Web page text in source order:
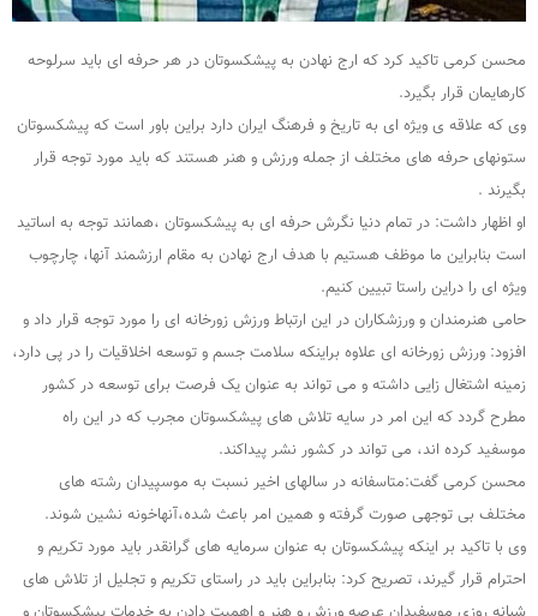
محسن کرمی تاکید کرد که ارج نهادن به پیشکسوتان در هر حرفه ای باید سرلوحه
کارهایمان قرار بگیرد.
وی که علاقه ی ویژه ای به تاریخ و فرهنگ ایران دارد براین باور است که پیشکسوتان
ستونهای حرفه های مختلف از جمله ورزش و هنر هستند که باید مورد توجه قرار
بگیرند .
او اظهار داشت: در تمام دنیا نگرش حرفه ای به پیشکسوتان ،همانند توجه به اساتید
است بنابراین ما موظف هستیم با هدف ارج نهادن به مقام ارزشمند آنها، چارچوب
ویژه ای را دراین راستا تبیین کنیم.
حامی هنرمندان و ورزشکاران در این ارتباط ورزش زورخانه ای را مورد توجه قرار داد و
افزود: ورزش زورخانه ای علاوه براینکه سلامت جسم و توسعه اخلاقیات را در پی دارد،
زمینه اشتغال زایی داشته و می تواند به عنوان یک فرصت برای توسعه در کشور
مطرح گردد که این امر در سایه تلاش های پیشکسوتان مجرب که در این راه
موسفید کرده اند، می تواند در کشور نشر پیداکند.
محسن کرمی گفت:متاسفانه در سالهای اخیر نسبت به موسپیدان رشته های
مختلف بی توجهی صورت گرفته و همین امر باعث شده،آنهاخونه نشین شوند.
وی با تاکید بر اینکه پیشکسوتان به عنوان سرمایه های گرانقدر باید مورد تکریم و
احترام قرار گیرند، تصریح کرد: بنابراین باید در راستای تکریم و تجلیل از تلاش های